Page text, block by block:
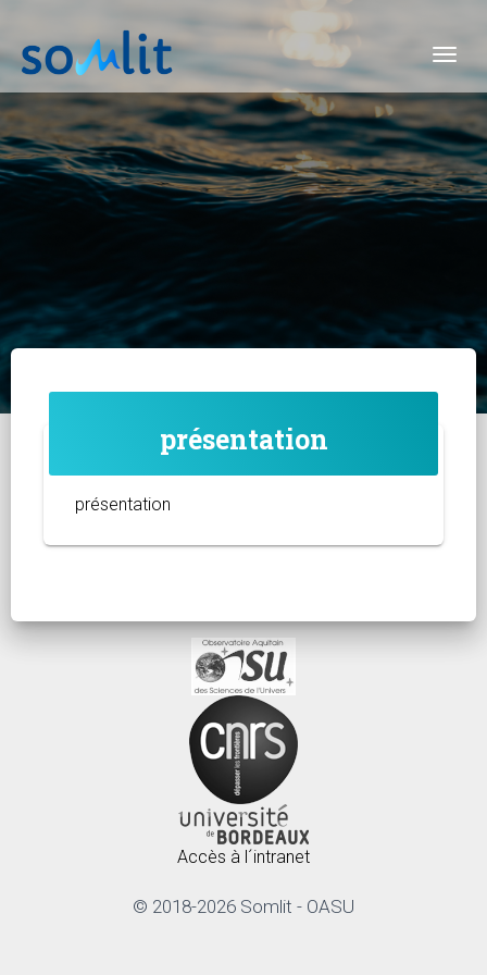
présentation
présentation
Accès à l´intranet
© 2018-2026 Somlit - OASU